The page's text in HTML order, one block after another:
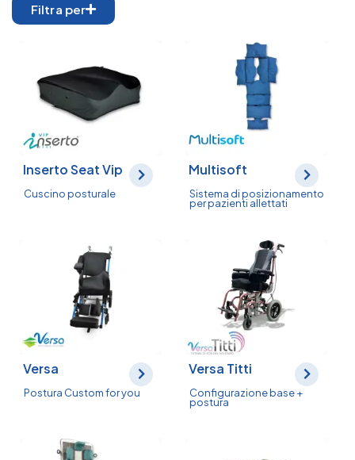
Filtra per
Inserto Seat Vip
Cuscino posturale
Multisoft
Sistema di posizionamento
per pazienti allettati
Versa
Postura Custom for you
Versa Titti
Configurazione base +
postura